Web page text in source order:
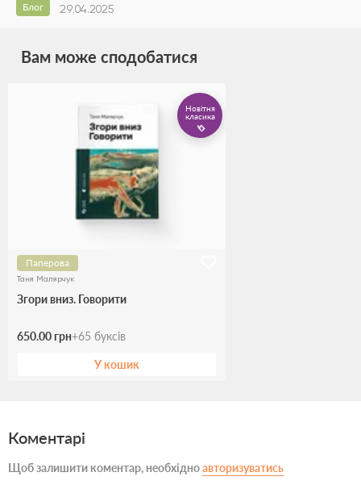
29.04.2025
Блог
Вам може сподобатися
Новітня
класика
Паперова
Таня Малярчук
Згори вниз. Говорити
650.00 грн+65 буксів
У кошик
Коментарі
Щоб залишити коментар, необхідноавторизуватись